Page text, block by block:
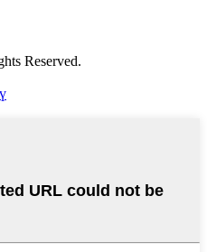
Reserved.